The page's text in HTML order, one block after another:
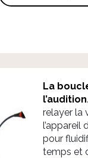
La
l’audition
relayer la
l’appareil
pour
temps et